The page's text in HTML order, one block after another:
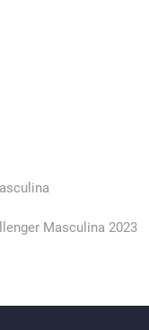
Masculina 2023